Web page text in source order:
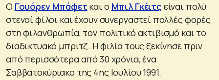
Ο Γουόρεν Μπάφετ και ο Μπιλ Γκέιτς είναι πολύ
στενοί φίλοι και έχουν συνεργαστεί πολλές φορές
στη φιλανθρωπία, τον πολιτικό ακτιβισμό και το
διαδικτυακό μπριτζ. Η φιλία τους ξεκίνησε πριν
από περισσότερα από 30 χρόνια, ένα
Σαββατοκύριακο της 4ης Ιουλίου 1991.